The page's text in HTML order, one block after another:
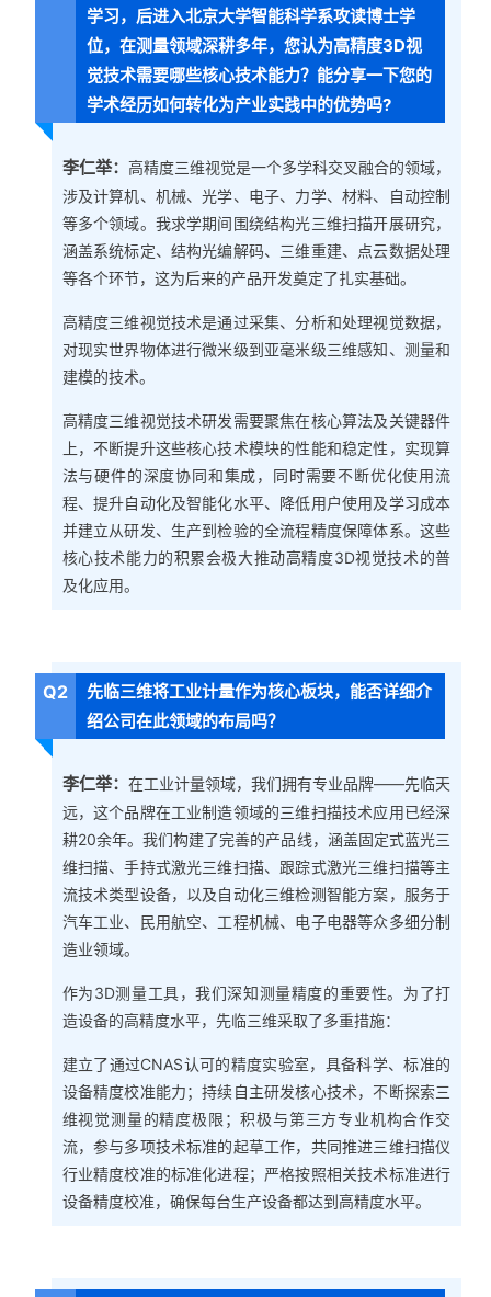
学习，后进入北京大学智能科学系攻读博士学
位，在测量领域深耕多年，您认为高精度3D视
觉技术需要哪些核心技术能力？能分享一下您的
学术经历如何转化为产业实践中的优势吗?
李仁举： 高精度三维视觉是一个多学科交叉融合的领域，
涉及计算机、机械、光学、电子、力学、材料、自动控制
等多个领域。我求学期间围绕结构光三维扫描开展研究，
涵盖系统标定、结构光编解码、三维重建、点云数据处理
等各个环节，这为后来的产品开发奠定了扎实基础。
高精度三维视觉技术是通过采集、分析和处理视觉数据，
对现实世界物体进行微米级到亚毫米级三维感知、测量和
建模的技术。
高精度三维视觉技术研发需要聚焦在核心算法及关键器件
上，不断提升这些核心技术模块的性能和稳定性，实现算
法与硬件的深度协同和集成，同时需要不断优化使用流
程、提升自动化及智能化水平、降低用户使用及学习成本
并建立从研发、生产到检验的全流程精度保障体系。这些
核心技术能力的积累会极大推动高精度3D视觉技术的普
及化应用。
Q2
先临三维将工业计量作为核心板块，能否详细介
绍公司在此领域的布局吗？
李仁举： 在工业计量领域，我们拥有专业品牌——先临天
远，这个品牌在工业制造领域的三维扫描技术应用已经深
耕20余年。我们构建了完善的产品线，涵盖固定式蓝光三
维扫描、手持式激光三维扫描、跟踪式激光三维扫描等主
流技术类型设备，以及自动化三维检测智能方案，服务于
汽车工业、民用航空、工程机械、电子电器等众多细分制
造业领域。
作为3D测量工具，我们深知测量精度的重要性。为了打
造设备的高精度水平，先临三维采取了多重措施：
建立了通过CNAS认可的精度实验室，具备科学、标准的
设备精度校准能力；持续自主研发核心技术，不断探索三
维视觉测量的精度极限；积极与第三方专业机构合作交
流，参与多项技术标准的起草工作，共同推进三维扫描仪
行业精度校准的标准化进程；严格按照相关技术标准进行
设备精度校准，确保每台生产设备都达到高精度水平。